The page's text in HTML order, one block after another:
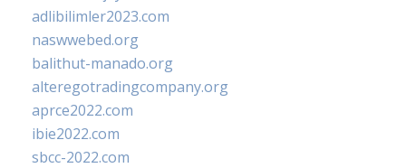
adlibilimler2023.com
naswwebed.org
balithut-manado.org
alteregotradingcompany.org
aprce2022.com
ibie2022.com
sbcc-2022.com